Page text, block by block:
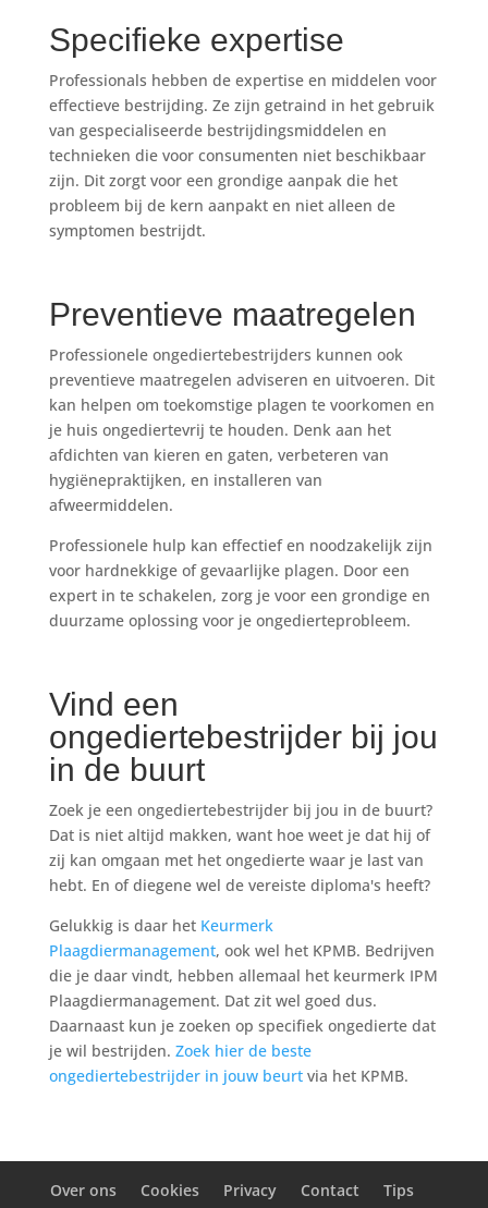
Specifieke expertise
Professionals hebben de expertise en middelen voor
effectieve bestrijding. Ze zijn getraind in het gebruik
van gespecialiseerde bestrijdingsmiddelen en
technieken die voor consumenten niet beschikbaar
zijn. Dit zorgt voor een grondige aanpak die het
probleem bij de kern aanpakt en niet alleen de
symptomen bestrijdt.
Preventieve maatregelen
Professionele ongediertebestrijders kunnen ook
preventieve maatregelen adviseren en uitvoeren. Dit
kan helpen om toekomstige plagen te voorkomen en
je huis ongediertevrij te houden. Denk aan het
afdichten van kieren en gaten, verbeteren van
hygiënepraktijken, en installeren van
afweermiddelen.
Professionele hulp kan effectief en noodzakelijk zijn
voor hardnekkige of gevaarlijke plagen. Door een
expert in te schakelen, zorg je voor een grondige en
duurzame oplossing voor je ongedierteprobleem.
Vind een
ongediertebestrijder bij jou
in de buurt
Zoek je een ongediertebestrijder bij jou in de buurt?
Dat is niet altijd makken, want hoe weet je dat hij of
zij kan omgaan met het ongedierte waar je last van
hebt. En of diegene wel de vereiste diploma's heeft?
Gelukkig is daar het Keurmerk
Plaagdiermanagement, ook wel het KPMB. Bedrijven
die je daar vindt, hebben allemaal het keurmerk IPM
Plaagdiermanagement. Dat zit wel goed dus.
Daarnaast kun je zoeken op specifiek ongedierte dat
je wil bestrijden. Zoek hier de beste
ongediertebestrijder in jouw beurtvia het KPMB.
Over ons Cookies Privacy Contact
Tips